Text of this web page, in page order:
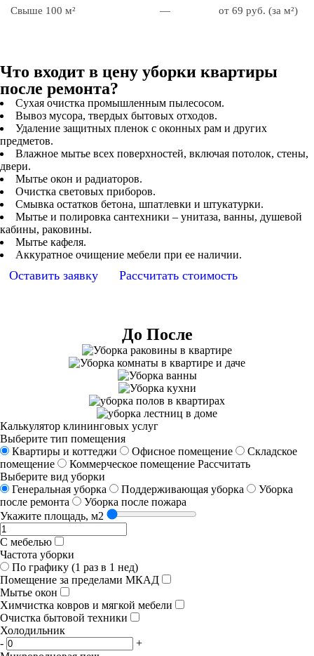
Свыше 100 м² — от 69 руб. (за м²)
Что входит в цену уборки квартиры
после ремонта?
Сухая очистка промышленным пылесосом.
Вывоз мусора, твердых бытовых отходов.
Удаление защитных пленок с оконных рам и других
предметов.
Влажное мытье всех поверхностей, включая потолок, стены,
двери.
Мытье окон и радиаторов.
Очистка световых приборов.
Смывка остатков бетона, шпатлевки и штукатурки.
Мытье и полировка сантехники – унитаза, ванны, душевой
кабины, раковины.
Мытье кафеля.
Аккуратное очищение мебели при ее наличии.
Оставить заявку Рассчитать стоимость
До После
Калькулятор клининговых услуг
Выберите тип помещения
Квартиры и коттеджи
Офисное помещение
Складское
помещение
Коммерческое помещение Рассчитать
Выберите вид уборки
Генеральная уборка
Поддерживающая уборка
Уборка
после ремонта
Уборка после пожара
Укажите площадь, м2
С мебелью
Частота уборки
По графику (1 раз в 1 нед)
Помещение за пределами МКАД
Мытье окон
Химчистка ковров и мягкой мебели
Очистка бытовой техники
Холодильник
-
+